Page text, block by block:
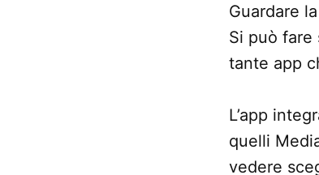
Guardare
Si può fare
tante app
L’app
quelli
vedere